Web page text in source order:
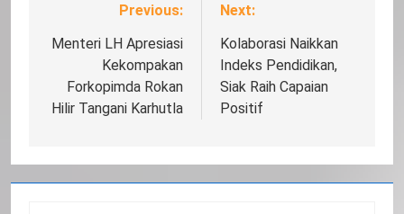
Navigasi
pos
Previous:
Menteri LH Apresiasi
Kekompakan
Forkopimda Rokan
Hilir Tangani Karhutla
Next:
Kolaborasi Naikkan
Indeks Pendidikan,
Siak Raih Capaian
Positif